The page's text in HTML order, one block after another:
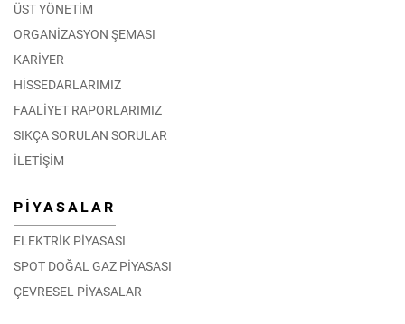
ÜST YÖNETİM
ORGANİZASYON ŞEMASI
KARİYER
HİSSEDARLARIMIZ
FAALİYET RAPORLARIMIZ
SIKÇA SORULAN SORULAR
İLETİŞİM
PİYASALAR
ELEKTRİK PİYASASI
SPOT DOĞAL GAZ PİYASASI
ÇEVRESEL PİYASALAR